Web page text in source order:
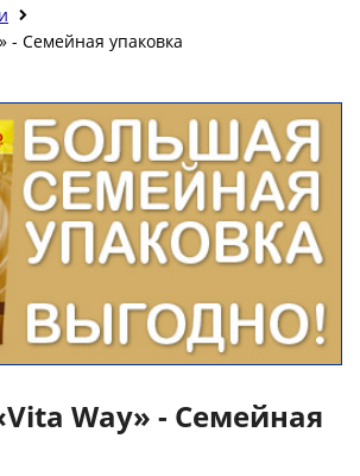
- Семейная упаковка
Way» - Семейная